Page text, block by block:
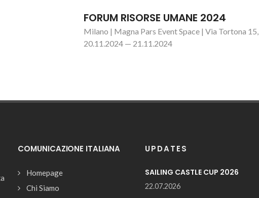
FORUM RISORSE UMANE 2024
Milano | Magna Pars Event Space | Via Tortona 15,
20.11.2024 — 21.11.2024
COMUNICAZIONE ITALIANA
Homepage
Chi Siamo
UPDATES
SAILING CASTLE CUP 2026
22.07.2026